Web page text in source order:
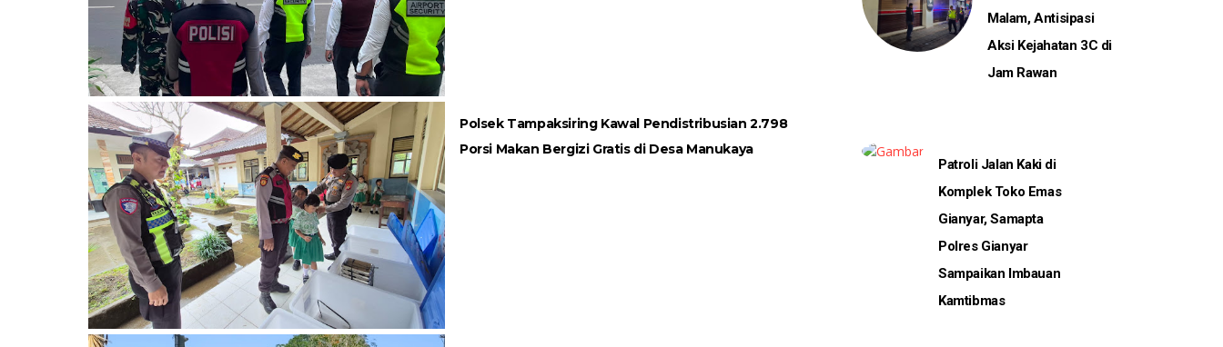
Polsek Tampaksiring Kawal Pendistribusian 2.798
Porsi Makan Bergizi Gratis di Desa Manukaya
Malam, Antisipasi
Aksi Kejahatan 3C di
Jam Rawan
Patroli Jalan Kaki di
Komplek Toko Emas
Gianyar, Samapta
Polres Gianyar
Sampaikan Imbauan
Kamtibmas